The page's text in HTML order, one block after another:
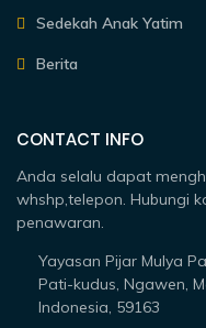
Sedekah Anak Yatim
Berita
CONTACT INFO
Anda selalu dapat
whshp,telepon. Hubungi
penawaran.
Yayasan Pijar Mulya
Pati-kudus, Ngawen,
Indonesia, 59163